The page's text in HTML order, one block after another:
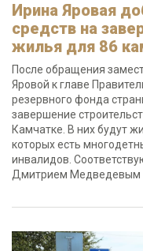
Ирина Яровая
средств на
жилья для 86
После обращения
Яровой к главе
резервного фонда
завершение
Камчатке. В них будут
которых есть
инвалидов.
Дмитрием Медведевым